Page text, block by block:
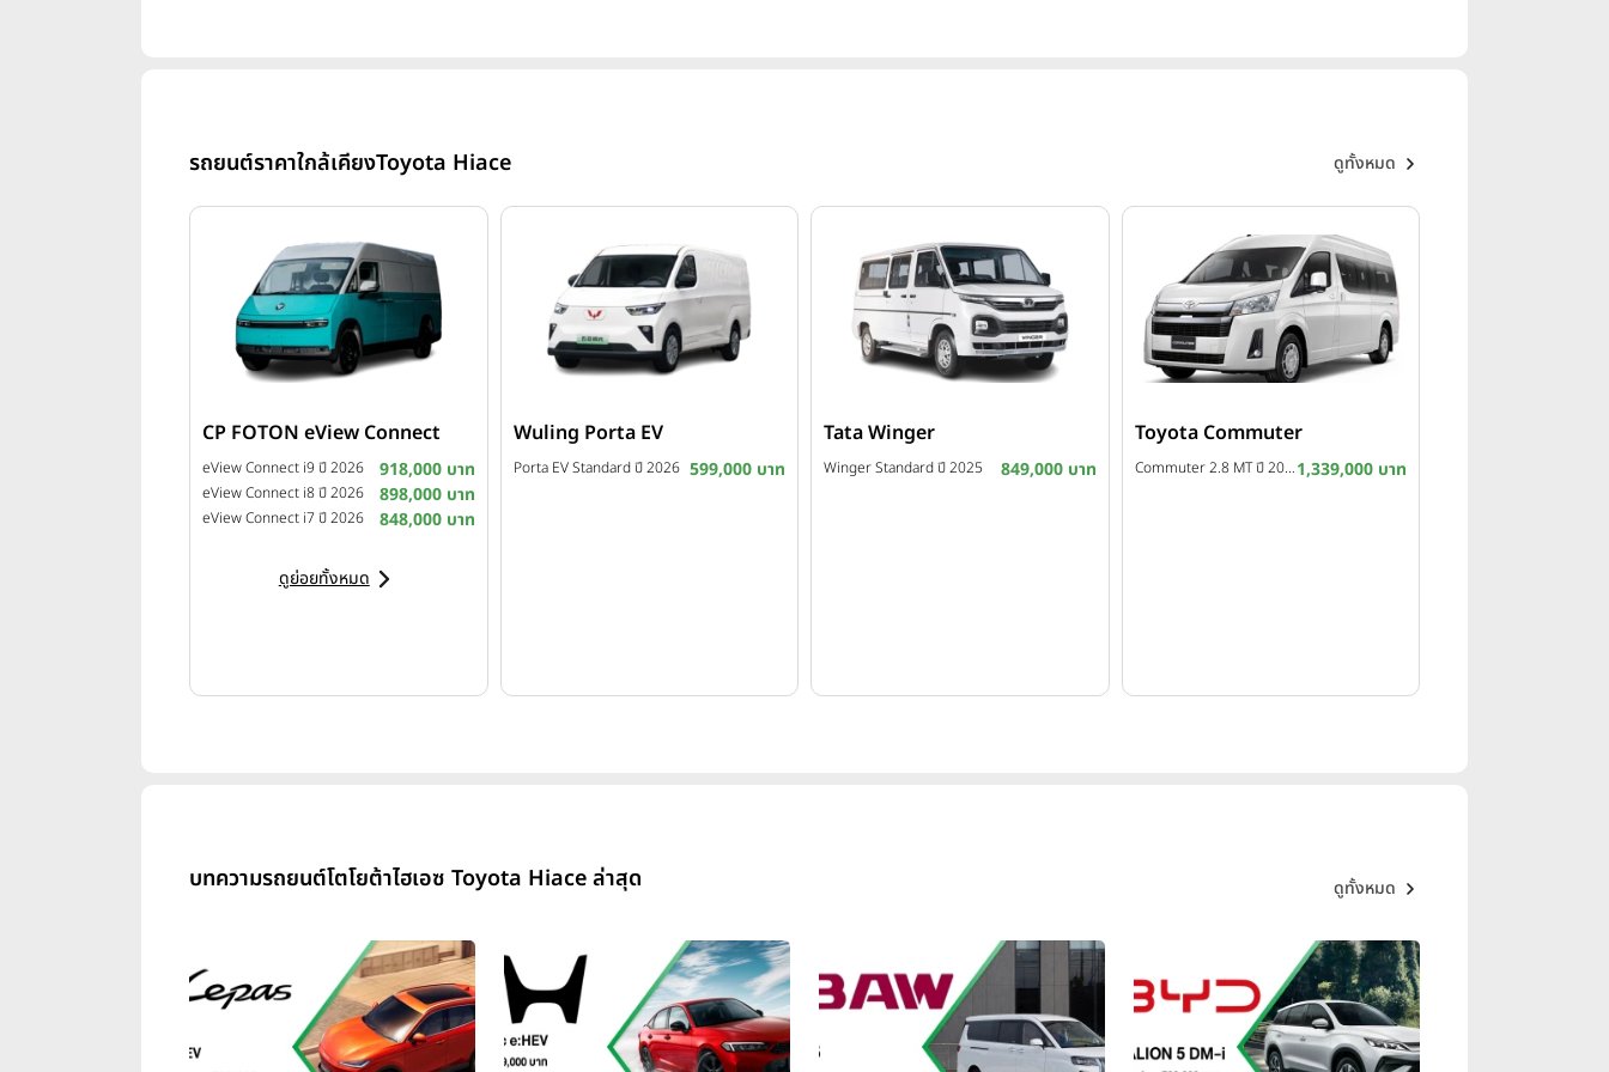
รถยนต์ราคาใกล้เคียงToyota Hiace ดูทั้งหมด
CP FOTON eView Connect
eView Connect i9 ปี 2026 918,000 บาท
eView Connect i8 ปี 2026 898,000 บาท
eView Connect i7 ปี 2026 848,000 บาท
ดูย่อยทั้งหมด
Wuling Porta EV
Porta EV Standard ปี 2026 599,000 บาท
Tata Winger
Winger Standard ปี 2025 849,000 บาท
Toyota Commuter
Commuter 2.8 MT ปี 20241,339,000 บาท
บทความรถยนต์โตโยต้าไฮเอซ Toyota Hiace ล่าสุด ดูทั้งหมด